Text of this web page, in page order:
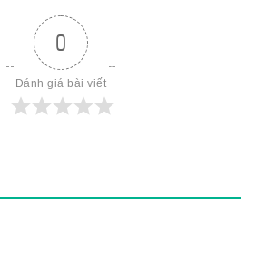
0
Đánh giá bài viết